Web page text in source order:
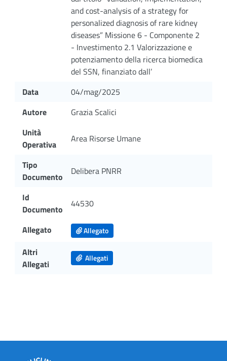
and cost-analysis of a strategy for
personalized diagnosis of rare kidney
diseases” Missione 6 - Componente 2
- Investimento 2.1 Valorizzazione e
potenziamento della ricerca biomedica
del SSN, finanziato dall’
Data
04/mag/2025
Autore
Grazia Scalici
Unità
Operativa
Area Risorse Umane
Tipo
Documento
Delibera PNRR
Id
Documento
44530
Allegato Allegato
Altri
Allegati
Allegati